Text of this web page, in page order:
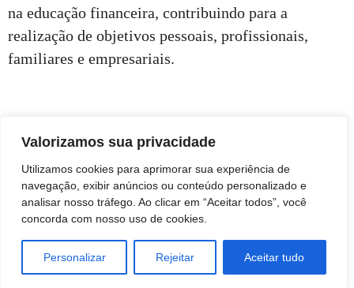
Valorizamos sua privacidade
Utilizamos cookies para aprimorar sua experiência de
navegação, exibir anúncios ou conteúdo personalizado e
analisar nosso tráfego. Ao clicar em “Aceitar todos”, você
concorda com nosso uso de cookies.
Personalizar Rejeitar Aceitar tudo
na educação financeira, contribuindo para a
realização de objetivos pessoais, profissionais,
familiares e empresariais.